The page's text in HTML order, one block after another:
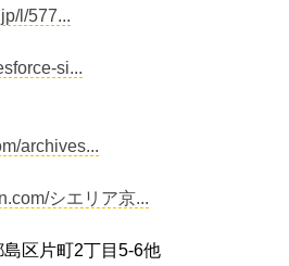
l/577...
si...
archives...
シエリア京...
区片町2丁目5-6他